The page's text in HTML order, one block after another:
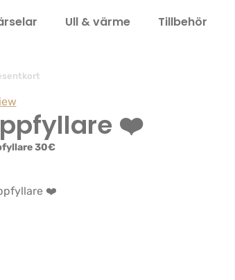
Ull & värme Tillbehör
5 stjärnor ❤️
30€